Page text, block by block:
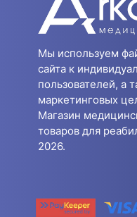
Мы используем
сайта к
пользователей, а
маркетинговых
Магазин
товаров для
2026.